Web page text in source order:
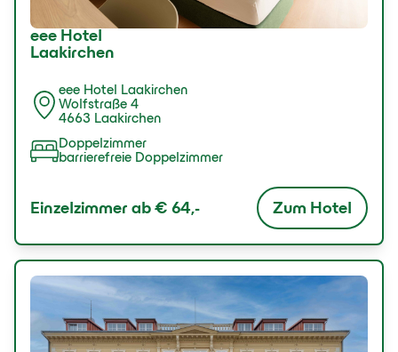
eee Hotel
Laakirchen
eee Hotel Laakirchen
Wolfstraße 4
4663 Laakirchen
Doppelzimmer
barrierefreie Doppelzimmer
Einzelzimmer ab € 64,- Zum Hotel